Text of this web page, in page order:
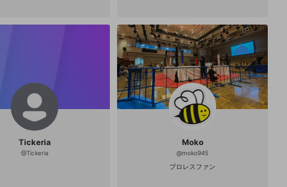
Tickeria
@Tickeria
Moko
@moko945
プロレスファン